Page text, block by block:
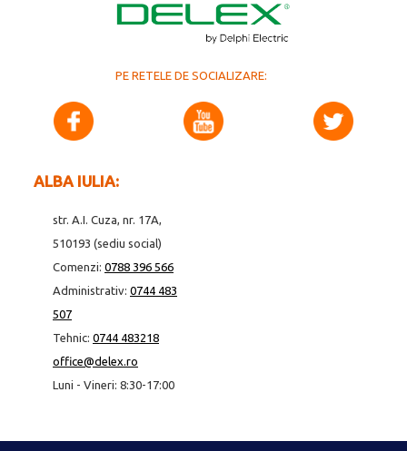
PE RETELE DE SOCIALIZARE:
ALBA IULIA:
str. A.I. Cuza, nr. 17A,
510193 (sediu social)
Comenzi: 0788 396 566
Administrativ: 0744 483
507
Tehnic: 0744 483218
office@delex.ro
Luni - Vineri: 8:30-17:00